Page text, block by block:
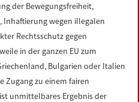
der Bewegungsfreiheit,
Inhaftierung wegen illegalen
Rechtsschutz gegen
in der ganzen EU zum
Bulgarien oder Italien
Zugang zu einem fairen
unmittelbares Ergebnis der